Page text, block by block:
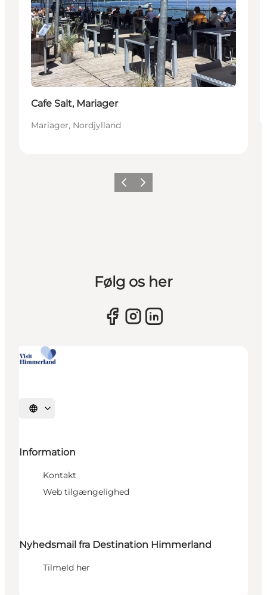
Cafe Salt, Mariager
Mariager, Nordjylland
Forrige billede
Næste billede
Følg os her
Vælg sprog
Information
Kontakt
Web tilgængelighed
Nyhedsmail fra Destination Himmerland
Tilmeld her